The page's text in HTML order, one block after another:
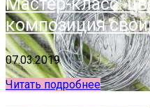
композиция
07.03.2019
Читать подробнее